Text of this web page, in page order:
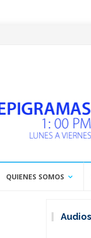
QUIENES SOMOS